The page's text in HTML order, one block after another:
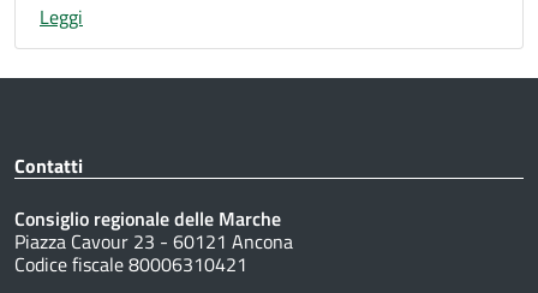
Leggi
Contatti
Consiglio regionale delle Marche
Piazza Cavour 23 - 60121 Ancona
Codice fiscale 80006310421